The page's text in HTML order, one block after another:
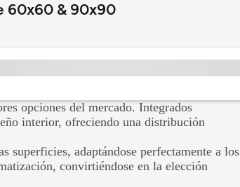
60x60 & 90x90
opciones del mercado. Integrados
interior, ofreciendo una distribución
superficies, adaptándose perfectamente a los
convirtiéndose en la elección